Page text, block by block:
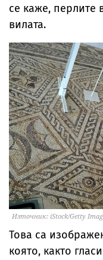
се каже, перлите
вилата.
Източник: iStock/Getty
Това са
която, както